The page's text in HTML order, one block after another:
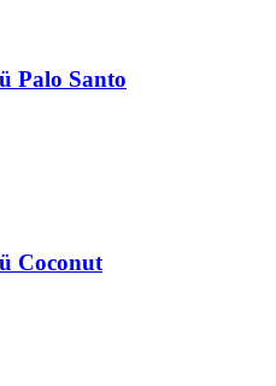
Palo Santo
Coconut